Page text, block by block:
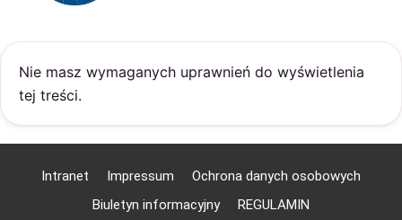
Nie masz wymaganych uprawnień do wyświetlenia
tej treści.
Intranet Impressum
Ochrona danych osobowych
Biuletyn informacyjny
REGULAMIN